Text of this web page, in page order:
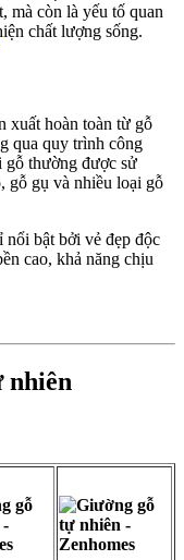
mà còn là yếu tố quan
chất lượng sống.
xuất hoàn toàn từ gỗ
qua quy trình công
thường được sử
gỗ gụ và nhiều loại gỗ
bật bởi vẻ đẹp độc
cao, khả năng chịu
nhiên